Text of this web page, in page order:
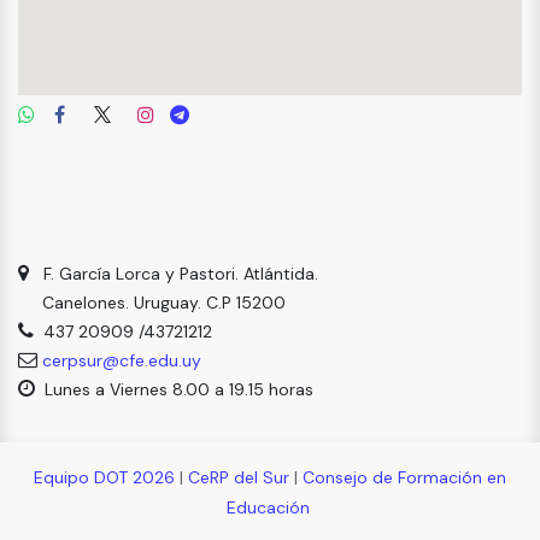
F. García Lorca y Pastori. Atlántida.
Canelones. Uruguay. C.P 15200
437 20909 /43721212
cerpsur@cfe.edu.uy
Lunes a Viernes 8.00 a 19.15 horas
Equipo DOT 2026 | CeRP del Sur | Consejo de Formación en
Educación